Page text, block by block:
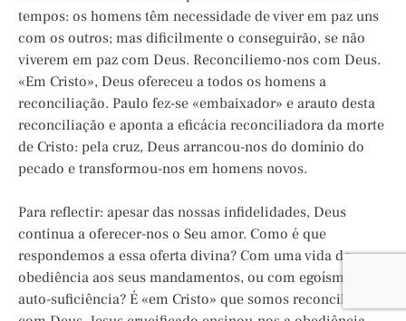
tempos: os homens têm necessidade de viver em paz uns
com os outros; mas dificilmente o conseguirão, se não
viverem em paz com Deus. Reconciliemo-nos com Deus.
«Em Cristo», Deus ofereceu a todos os homens a
reconciliação. Paulo fez-se «embaixador» e arauto desta
reconciliação e aponta a eficácia reconciliadora da morte
de Cristo: pela cruz, Deus arrancou-nos do domínio do
pecado e transformou-nos em homens novos.
Para reflectir: apesar das nossas infidelidades, Deus
continua a oferecer-nos o Seu amor. Como é que
respondemos a essa oferta divina? Com uma vida de
obediência aos seus mandamentos, ou com egoísmo e
auto-suficiência? É «em Cristo» que somos reconciliados